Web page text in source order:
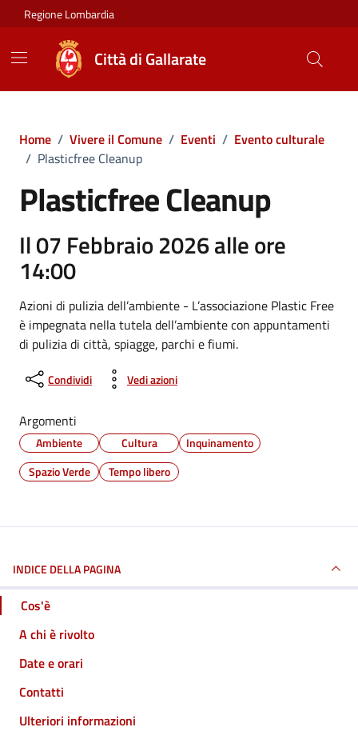
Vai ai contenuti
Vai al footer
Regione Lombardia
Città di Gallarate
Home / Vivere il Comune / Eventi / Evento culturale
/ Plasticfree Cleanup
Plasticfree Cleanup
Il 07 Febbraio 2026 alle ore
14:00
Azioni di pulizia dell’ambiente - L’associazione Plastic Free
è impegnata nella tutela dell’ambiente con appuntamenti
di pulizia di città, spiagge, parchi e fiumi.
Condividi Vedi azioni
Argomenti
Ambiente Cultura
Inquinamento
Spazio Verde
Tempo libero
INDICE DELLA PAGINA
Cos'è
A chi è rivolto
Date e orari
Contatti
Ulteriori informazioni